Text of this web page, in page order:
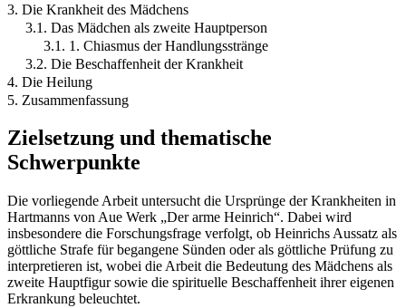
3. Die Krankheit des Mädchens
3.1. Das Mädchen als zweite Hauptperson
3.1. 1. Chiasmus der Handlungsstränge
3.2. Die Beschaffenheit der Krankheit
4. Die Heilung
5. Zusammenfassung
Zielsetzung und thematische
Schwerpunkte
Die vorliegende Arbeit untersucht die Ursprünge der Krankheiten in
Hartmanns von Aue Werk „Der arme Heinrich“. Dabei wird
insbesondere die Forschungsfrage verfolgt, ob Heinrichs Aussatz als
göttliche Strafe für begangene Sünden oder als göttliche Prüfung zu
interpretieren ist, wobei die Arbeit die Bedeutung des Mädchens als
zweite Hauptfigur sowie die spirituelle Beschaffenheit ihrer eigenen
Erkrankung beleuchtet.